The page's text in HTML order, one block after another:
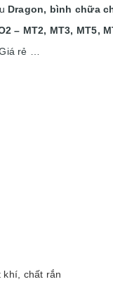
Dragon, bình chữa
– MT2, MT3, MT5,
rẻ …
khí, chất rắn